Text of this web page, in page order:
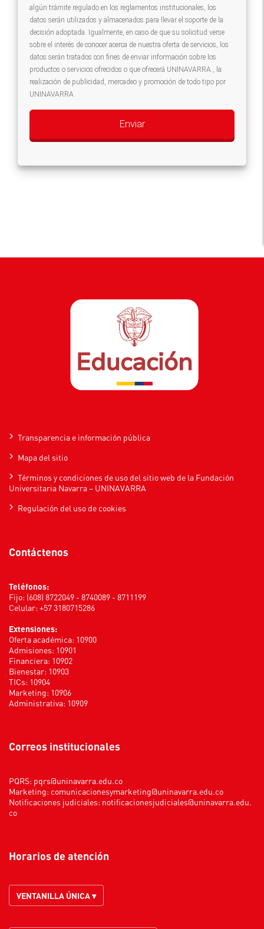
algún trámite regulado en los reglamentos institucionales, los
datos serán utilizados y almacenados para llevar el soporte de la
decisión adoptada. Igualmente, en caso de que su solicitud verse
sobre el interés de conocer acerca de nuestra oferta de servicios, los
datos serán tratados con fines de enviar información sobre los
productos o servicios ofrecidos o que ofrecerá UNINAVARRA., la
realización de publicidad, mercadeo y promoción de todo tipo por
UNINAVARRA.
Transparencia e información pública
Mapa del sitio
Términos y condiciones de uso del sitio web de la Fundación
Universitaria Navarra – UNINAVARRA
Regulación del uso de cookies
Contáctenos
Teléfonos:
Fijo: (608) 8722049 - 8740089 - 8711199
Celular: +57 3180715286
Extensiones:
Oferta académica: 10900
Admisiones: 10901
Financiera: 10902
Bienestar: 10903
TICs: 10904
Marketing: 10906
Administrativa: 10909
Correos institucionales
PQRS: pqrs@uninavarra.edu.co
Marketing: comunicacionesymarketing@uninavarra.edu.co
Notificaciones judiciales: notificacionesjudiciales@uninavarra.edu.
co
Horarios de atención
VENTANILLA ÚNICA ▾